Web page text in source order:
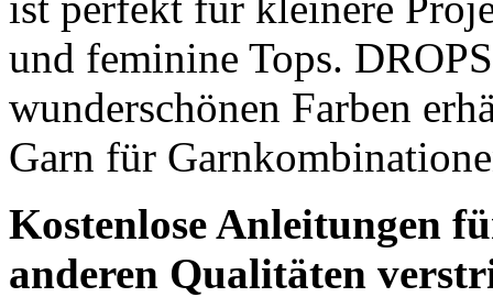
und feminine Tops.
wunderschönen Farben
Garn für
Kostenlose Anleitungen
anderen Qualitäten